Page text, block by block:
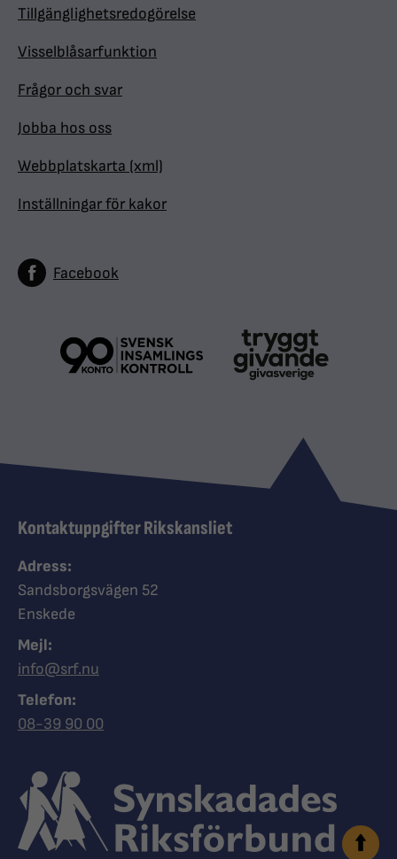
Tillgänglighetsredogörelse
Visselblåsarfunktion
Frågor och svar
Jobba hos oss
Webbplatskarta (xml)
Inställningar för kakor
Facebook
Kontaktuppgifter Rikskansliet
Adress:
Sandsborgsvägen 52
Enskede
Mejl:
info@srf.nu
Telefon:
Ring Synskadades riksförbund
08-39 90 00